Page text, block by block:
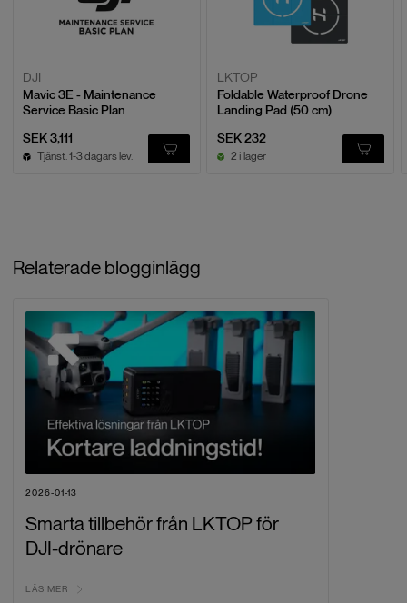
DJI
Mavic 3E - Maintenance
Service Basic Plan
SEK 3,111
Tjänst. 1-3 dagars lev.
LKTOP
Foldable Waterproof Drone
Landing Pad (50 cm)
SEK 232
2 i lager
Relaterade blogginlägg
2026-01-13
Smarta tillbehör från LKTOP för
DJI-drönare
LÄS MER